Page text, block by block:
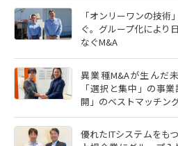
「オンリーワンの技
ぐ。グループ化により
なぐM&A
異業種M&Aが生んだ
「選択と集中」の事
開」のベストマッチン
優れたITシステムをも